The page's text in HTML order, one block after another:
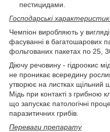
пестицидами.
Господарські
Чемпіон виробляють у
фасуванні в багатошарових
фольгованих пакетах по 25,
Діючу речовину - гідроокис
не проникає всередину
утворює на листках щільний
Мідь при контакті з грибною
що запускає патологічні
паразитичних грибів.
Переваги препарату